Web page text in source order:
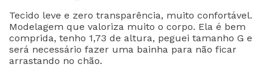
Tecido leve e zero transparência, muito confortável.
Modelagem que valoriza muito o corpo. Ela é bem
comprida, tenho 1,73 de altura, peguei tamanho G e
será necessário fazer uma bainha para não ficar
arrastando no chão.